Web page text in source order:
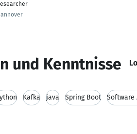
und Kenntnisse
Kafka java Spring Boot Software